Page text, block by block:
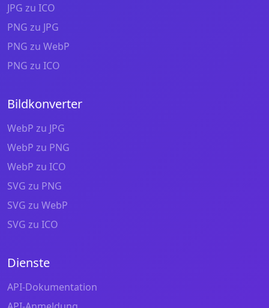
JPG zu ICO
PNG zu JPG
PNG zu WebP
PNG zu ICO
Bildkonverter
WebP zu JPG
WebP zu PNG
WebP zu ICO
SVG zu PNG
SVG zu WebP
SVG zu ICO
Dienste
API-Dokumentation